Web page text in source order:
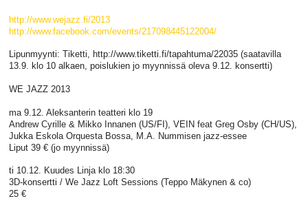
http://www.wejazz.fi/2013
http://www.facebook.com/events/217098445122004/
Lipunmyynti: Tiketti, http://www.tiketti.fi/tapahtuma/22035 (saatavilla
13.9. klo 10 alkaen, poislukien jo myynnissä oleva 9.12. konsertti)
WE JAZZ 2013
ma 9.12. Aleksanterin teatteri klo 19
Andrew Cyrille & Mikko Innanen (US/FI), VEIN feat Greg Osby (CH/US),
Jukka Eskola Orquesta Bossa, M.A. Nummisen jazz-essee
Liput 39 € (jo myynnissä)
ti 10.12. Kuudes Linja klo 18:30
3D-konsertti / We Jazz Loft Sessions (Teppo Mäkynen & co)
25 €